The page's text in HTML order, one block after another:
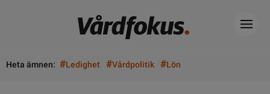
Heta ämnen: #Ledighet #Vårdpolitik #Lön